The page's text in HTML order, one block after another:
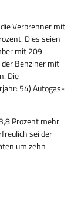
Verbrenner mit
Dies seien
mit 209
Benziner mit
Die
54) Autogas-
Prozent mehr
sei der
um zehn